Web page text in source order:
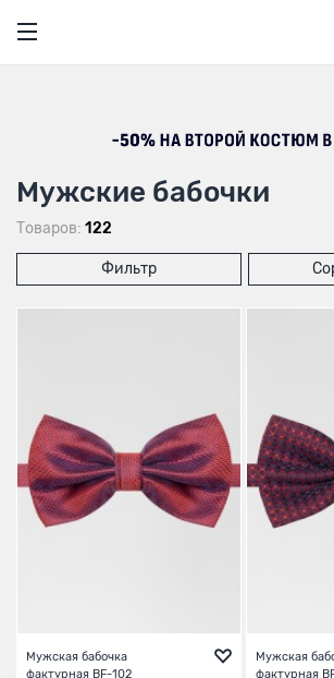
Мужские бабочки
Товаров: 122
Фильтр
Мужская бабочка
фактурная BF-102
Мужская
фактурная